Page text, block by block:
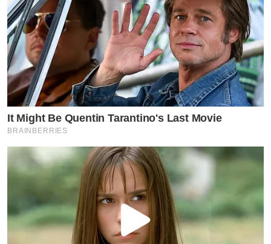
It Might Be Quentin Tarantino's Last Movie
BRAINBERRIES